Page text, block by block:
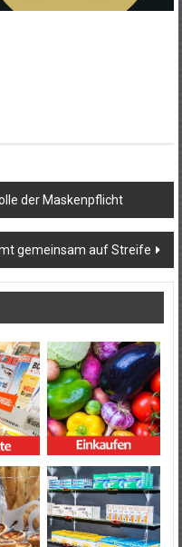
der Maskenpflicht
gemeinsam auf Streife